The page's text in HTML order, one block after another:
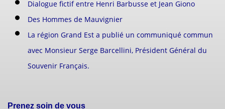
Dialogue fictif entre Henri Barbusse et Jean Giono
Des Hommes de Mauvignier
La région Grand Est a publié un communiqué commun
avec Monsieur Serge Barcellini, Président Général du
Souvenir Français.
Prenez soin de vous